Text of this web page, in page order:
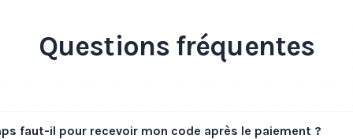
Questions fréquentes
faut-il pour recevoir mon code après le paiement ?